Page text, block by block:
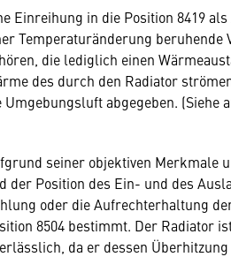
Einreihung in die Position 8419
Temperaturänderung beruhende
die lediglich einen
des durch den Radiator
Umgebungsluft abgegeben. (Siehe
seiner objektiven Merkmale
der Position des Ein- und des
oder die Aufrechterhaltung
8504 bestimmt. Der Radiator
da er dessen